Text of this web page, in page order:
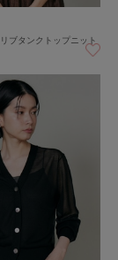
ブタンクトップニット